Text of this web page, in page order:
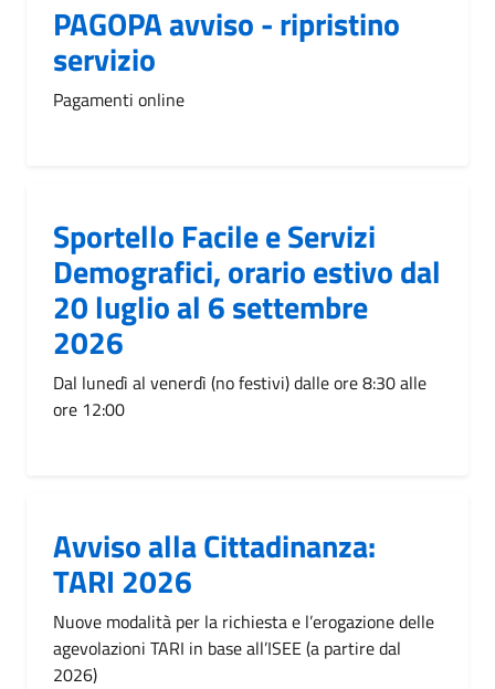
PAGOPA avviso - ripristino
servizio
Pagamenti online
Sportello Facile e Servizi
Demografici, orario estivo dal
20 luglio al 6 settembre
2026
Dal lunedì al venerdì (no festivi) dalle ore 8:30 alle
ore 12:00
Avviso alla Cittadinanza:
TARI 2026
Nuove modalità per la richiesta e l’erogazione delle
agevolazioni TARI in base all’ISEE (a partire dal
2026)